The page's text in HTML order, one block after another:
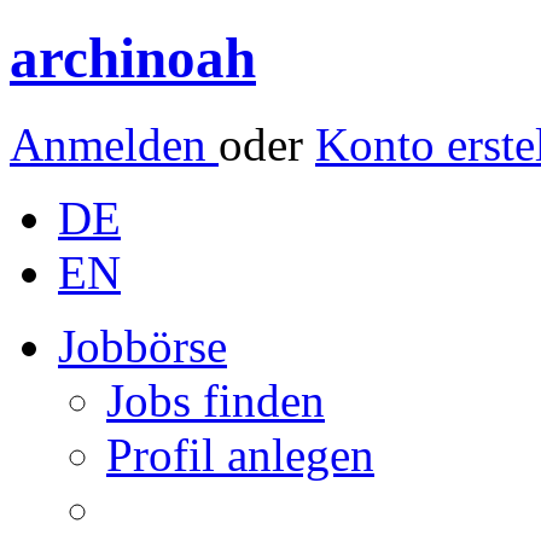
archinoah
Anmelden oder Konto
DE
EN
Jobbörse
Jobs finden
Profil anlegen